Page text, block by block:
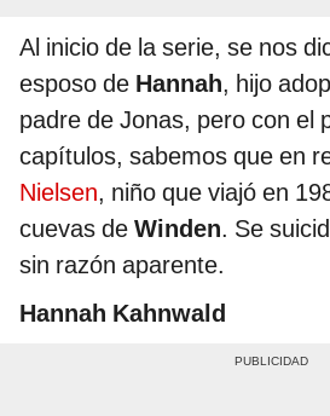
Al inicio de la serie, se nos
esposo de Hannah, hijo
padre de Jonas, pero con el
capítulos, sabemos que en
Nielsen, niño que viajó en
cuevas de Winden. Se
sin razón aparente.
Hannah Kahnwald